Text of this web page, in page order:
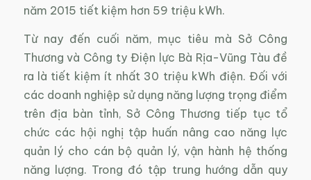
năm 2015 tiết kiệm hơn 59 triệu kWh.
Từ nay đến cuối năm, mục tiêu mà Sở Công
Thương và Công ty Điện lực Bà Rịa-Vũng Tàu đề
ra là tiết kiệm ít nhất 30 triệu kWh điện. Đối với
các doanh nghiệp sử dụng năng lượng trọng điểm
trên địa bàn tỉnh, Sở Công Thương tiếp tục tổ
chức các hội nghị tập huấn nâng cao năng lực
quản lý cho cán bộ quản lý, vận hành hệ thống
năng lượng. Trong đó tập trung hướng dẫn quy